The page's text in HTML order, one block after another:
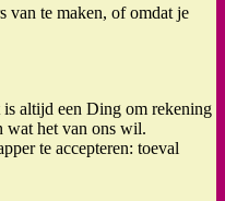
van te maken, of omdat je
altijd een Ding om rekening
wat het van ons wil.
te accepteren: toeval